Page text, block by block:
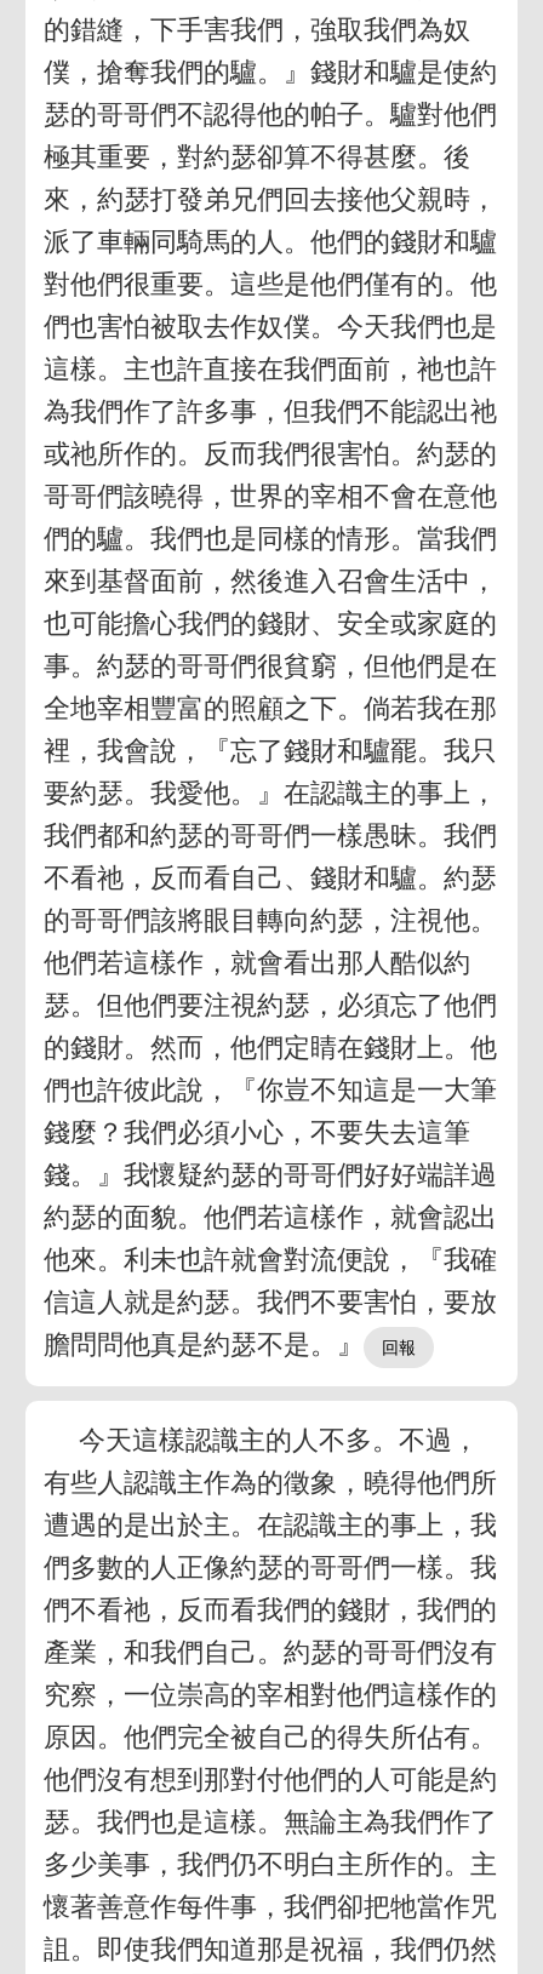
的錯縫，下手害我們，強取我們為奴
僕，搶奪我們的驢。』錢財和驢是使約
瑟的哥哥們不認得他的帕子。驢對他們
極其重要，對約瑟卻算不得甚麼。後
來，約瑟打發弟兄們回去接他父親時，
派了車輛同騎馬的人。他們的錢財和驢
對他們很重要。這些是他們僅有的。他
們也害怕被取去作奴僕。今天我們也是
這樣。主也許直接在我們面前，祂也許
為我們作了許多事，但我們不能認出祂
或祂所作的。反而我們很害怕。約瑟的
哥哥們該曉得，世界的宰相不會在意他
們的驢。我們也是同樣的情形。當我們
來到基督面前，然後進入召會生活中，
也可能擔心我們的錢財、安全或家庭的
事。約瑟的哥哥們很貧窮，但他們是在
全地宰相豐富的照顧之下。倘若我在那
裡，我會說，『忘了錢財和驢罷。我只
要約瑟。我愛他。』在認識主的事上，
我們都和約瑟的哥哥們一樣愚昧。我們
不看祂，反而看自己、錢財和驢。約瑟
的哥哥們該將眼目轉向約瑟，注視他。
他們若這樣作，就會看出那人酷似約
瑟。但他們要注視約瑟，必須忘了他們
的錢財。然而，他們定睛在錢財上。他
們也許彼此說，『你豈不知這是一大筆
錢麼？我們必須小心，不要失去這筆
錢。』我懷疑約瑟的哥哥們好好端詳過
約瑟的面貌。他們若這樣作，就會認出
他來。利未也許就會對流便說，『我確
信這人就是約瑟。我們不要害怕，要放
膽問問他真是約瑟不是。』
今天這樣認識主的人不多。不過，
有些人認識主作為的徵象，曉得他們所
遭遇的是出於主。在認識主的事上，我
們多數的人正像約瑟的哥哥們一樣。我
們不看祂，反而看我們的錢財，我們的
產業，和我們自己。約瑟的哥哥們沒有
究察，一位崇高的宰相對他們這樣作的
原因。他們完全被自己的得失所佔有。
他們沒有想到那對付他們的人可能是約
瑟。我們也是這樣。無論主為我們作了
多少美事，我們仍不明白主所作的。主
懷著善意作每件事，我們卻把牠當作咒
詛。即使我們知道那是祝福，我們仍然